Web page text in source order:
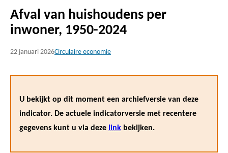
Kruimelpad
Afval van huishoudens per
inwoner, 1950-2024
22 januari 2026Circulaire economie
U bekijkt op dit moment een archiefversie van deze
indicator. De actuele indicatorversie met recentere
gegevens kunt u via deze link bekijken.